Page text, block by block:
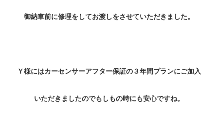
御納車前に修理をしてお渡しをさせていただきました。
Ｙ様にはカーセンサーアフター保証の３年間プランにご加入
いただきましたのでもしもの時にも安心ですね。